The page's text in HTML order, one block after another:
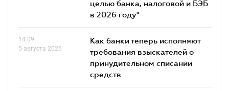
целью банка, налоговой и БЭБ
в 2026 году"
14.09
5 августа 2026
Как банки теперь исполняют
требования взыскателей о
принудительном списании
средств